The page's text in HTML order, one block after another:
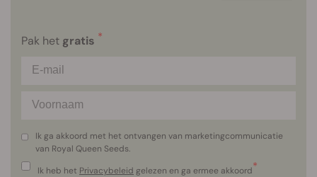
Pak het gratis *
Ik ga akkoord met het ontvangen van marketingcommunicatie
van Royal Queen Seeds.
Ik heb het Privacybeleid gelezen en ga ermee akkoord*